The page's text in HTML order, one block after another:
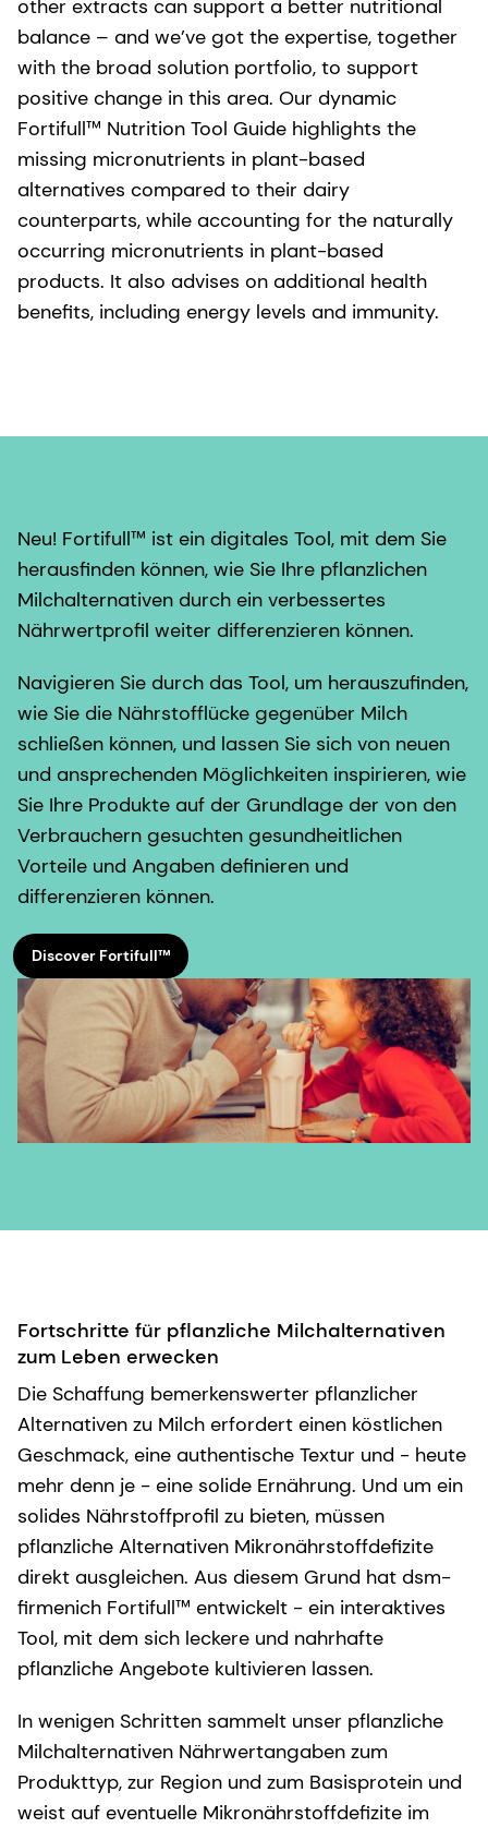
other extracts can support a better nutritional
balance – and we’ve got the expertise, together
with the broad solution portfolio, to support
positive change in this area. Our dynamic
Fortifull™ Nutrition Tool Guide highlights the
missing micronutrients in plant-based
alternatives compared to their dairy
counterparts, while accounting for the naturally
occurring micronutrients in plant-based
products. It also advises on additional health
benefits, including energy levels and immunity.
Neu! Fortifull™ ist ein digitales Tool, mit dem Sie
herausfinden können, wie Sie Ihre pflanzlichen
Milchalternativen durch ein verbessertes
Nährwertprofil weiter differenzieren können.
Navigieren Sie durch das Tool, um herauszufinden,
wie Sie die Nährstofflücke gegenüber Milch
schließen können, und lassen Sie sich von neuen
und ansprechenden Möglichkeiten inspirieren, wie
Sie Ihre Produkte auf der Grundlage der von den
Verbrauchern gesuchten gesundheitlichen
Vorteile und Angaben definieren und
differenzieren können.
Discover Fortifull™
Fortschritte für pflanzliche Milchalternativen
zum Leben erwecken
Die Schaffung bemerkenswerter pflanzlicher
Alternativen zu Milch erfordert einen köstlichen
Geschmack, eine authentische Textur und - heute
mehr denn je - eine solide Ernährung. Und um ein
solides Nährstoffprofil zu bieten, müssen
pflanzliche Alternativen Mikronährstoffdefizite
direkt ausgleichen. Aus diesem Grund hat dsm-
firmenich Fortifull™ entwickelt - ein interaktives
Tool, mit dem sich leckere und nahrhafte
pflanzliche Angebote kultivieren lassen.
In wenigen Schritten sammelt unser pflanzliche
Milchalternativen Nährwertangaben zum
Produkttyp, zur Region und zum Basisprotein und
weist auf eventuelle Mikronährstoffdefizite im